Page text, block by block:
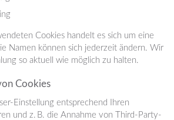
Cookies handelt es sich um eine
Namen können sich jederzeit ändern. Wir
so aktuell wie möglich zu halten.
Cookies
Einstellung entsprechend Ihren
und z. B. die Annahme von Third-Party-